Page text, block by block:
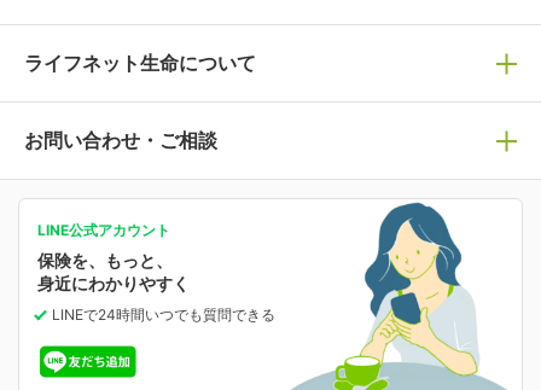
保険の基礎知識や選び方を解説！
人生のステージに必要な保険がわかる！
保険ジャンバラヤ
あなたの人生と保険選びのためのWebメディア
選ばれる理由・評判
ライフネット生命の特長
ライフネット生命が選ばれる理由がわかる！
万が一に備える
病気や手術に備える
がん保険
がんに備える
女性保険
女性特有の病気に備える
就業不能保険
就業不能状態に備える
マイページログイン
ご契約内容の確認
お客さま情報の確認・変更
保険料の支払い方法の変更
中断したお申し込みの再開
お申し込み後の状況確認
減額・解約・追加契約の申し込み など
ライフネット生命について
ライフネット生命についてトップ
会社情報
業績・財務情報
保険金等の支払状況
お問い合わせ・ご相談
保険相談サービス
よくあるご質問
LINE公式アカウント
保険を、もっと、
身近にわかりやすく
LINEで24時間いつでも質問できる